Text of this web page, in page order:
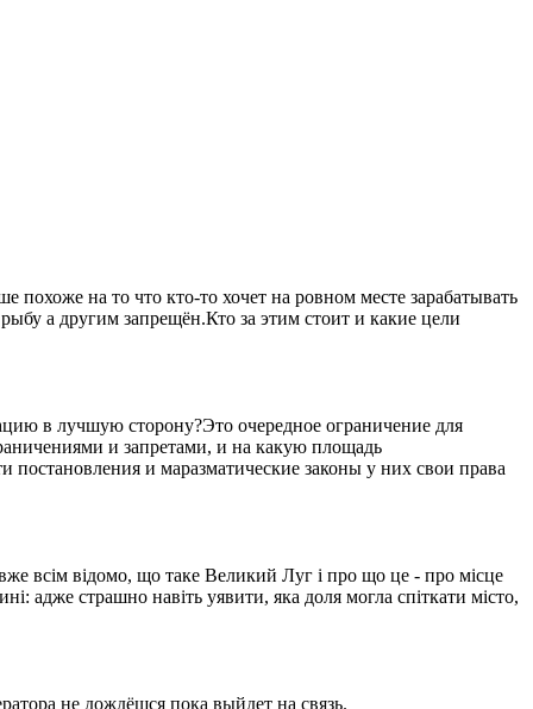
на то что кто-то хочет на ровном месте зарабатывать
а другим запрещён.Кто за этим стоит и какие цели
в лучшую сторону?Это очередное ограничение для
и запретами, и на какую площадь
и маразматические законы у них свои права
всім відомо, що таке Великий Луг і про що це - про місце
адже страшно навіть уявити, яка доля могла спіткати місто,
не дождёшся пока выйдет на связь.